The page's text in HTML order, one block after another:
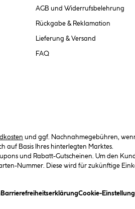
AGB und Widerrufsbelehrung
Rückgabe & Reklamation
Lieferung & Versand
FAQ
und ggf. Nachnahmegebühren,
auf Basis Ihres hinterlegten Marktes.
und Rabatt-Gutscheinen. Um den
Nummer. Diese wird für zukünftige
(öffnet ein Dialogfeld)
Barrierefreiheitserklärung(öffnet ein
Cookie-